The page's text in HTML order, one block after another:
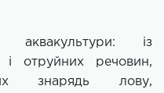
із
і отруйних речовин,
знарядь лову,